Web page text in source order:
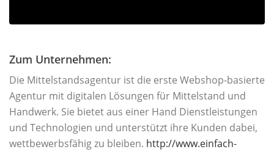
Zum Unternehmen:
Die Mittelstandsagentur ist die erste Webshop-basierte
Agentur mit digitalen Lösungen für Mittelstand und
Handwerk. Sie bietet aus einer Hand Dienstleistungen
und Technologien und unterstützt ihre Kunden dabei,
wettbewerbsfähig zu bleiben. http://www.einfach-